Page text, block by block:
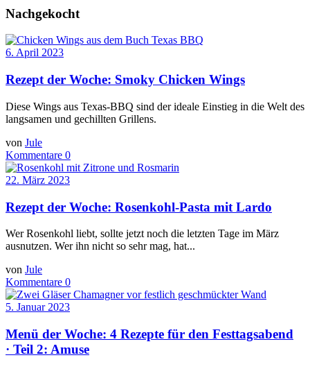
Nachgekocht
6. April 2023
Rezept der Woche: Smoky Chicken Wings
Diese Wings aus Texas-BBQ sind der ideale Einstieg in die Welt des
langsamen und gechillten Grillens.
von Jule
Kommentare 0
22. März 2023
Rezept der Woche: Rosenkohl-Pasta mit Lardo
Wer Rosenkohl liebt, sollte jetzt noch die letzten Tage im März
ausnutzen. Wer ihn nicht so sehr mag, hat...
von Jule
Kommentare 0
5. Januar 2023
Menü der Woche: 4 Rezepte für den Festtagsabend
· Teil 2: Amuse